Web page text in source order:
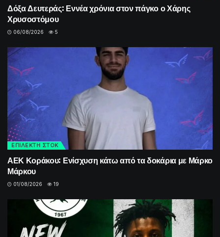
Δόξα Δευτεράς: Εννέα χρόνια στον πάγκο ο Χάρης
Χρυσοστόμου
06/08/2026 5
ΕΠΙΛΕΚΤΗ ΣΤΟΚ
ΑΕΚ Κοράκου: Ενίσχυση κάτω από τα δοκάρια με Μάρκο
Μάρκου
01/08/2026 19